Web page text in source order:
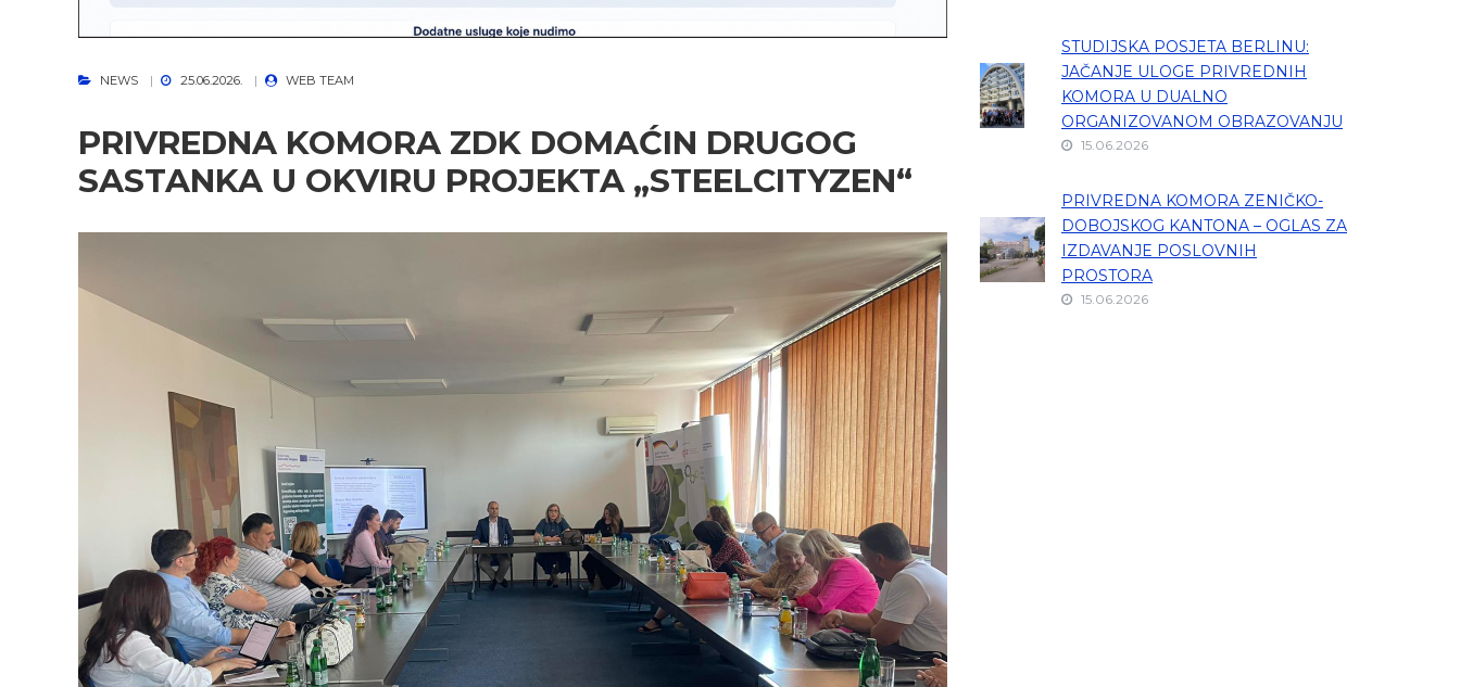
NEWS 25.06.2026. WEB TEAM
PRIVREDNA KOMORA ZDK DOMAĆIN DRUGOG
SASTANKA U OKVIRU PROJEKTA „STEELCITYZEN“
STUDIJSKA POSJETA BERLINU:
JAČANJE ULOGE PRIVREDNIH
KOMORA U DUALNO
ORGANIZOVANOM OBRAZOVANJU
15.06.2026
PRIVREDNA KOMORA ZENIČKO-
DOBOJSKOG KANTONA – OGLAS ZA
IZDAVANJE POSLOVNIH
PROSTORA
15.06.2026